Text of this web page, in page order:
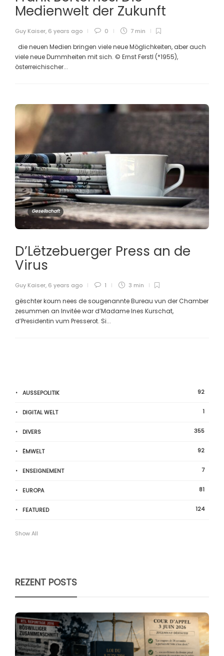
Medienwelt der Zukunft
Guy Kaiser, 6 years ago 0 7 min
die neuen Medien bringen viele neue Möglichkeiten, aber auch
viele neue Dummheiten mit sich. © Ernst Ferstl (*1955),
österreichischer...
Gesellschaft
D’Lëtzebuerger Press an de
Virus
Guy Kaiser, 6 years ago 1 3 min
gëschter koum nees de sougenannte Bureau vun der Chamber
zesummen an Invitée war d’Madame Ines Kurschat,
d’Presidentin vum Presserot. Si...
AUSSEPOLITIK 92
DIGITAL WELT 1
DIVERS 355
ËMWELT 92
ENSEIGNEMENT 7
EUROPA 81
FEATURED 124
Show All
REZENT POSTS